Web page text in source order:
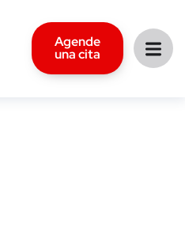
Agende
una cita